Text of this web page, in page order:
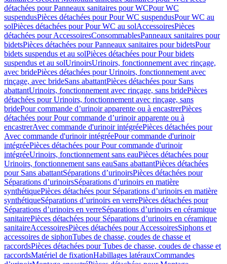
détachées pour Panneaux sanitaires pour WCPour WC
suspendusPièces détachées pour Pour WC suspendusPour WC au
solPièces détachées pour Pour WC au solAccessoiresPièces
détachées pour AccessoiresConsommablesPanneaux sanitaires pour
bidetsPièces détachées pour Panneaux sanitaires pour bidetsPour
bidets suspendus et au solPièces détachées pour Pour bidets
suspendus et au solUrinoirsUrinoirs, fonctionnement avec rinçage,
avec bridePièces détachées pour Urinoirs, fonctionnement avec
rinçage, avec brideSans abattantPièces détachées pour Sans
abattantUrinoirs, fonctionnement avec rinçage, sans bridePièces
détachées pour Urinoirs, fonctionnement avec rinçage, sans
bridePour commande d’urinoir apparente ou à encastrerPièces
détachées pour Pour commande d’urinoir apparente ou à
encastrerAvec commande d'urinoir intégréePièces détachées pour
Avec commande d'urinoir intégréePour commande d'urinoir
intégréePièces détachées pour Pour commande d'urinoir
intégréeUrinoirs, fonctionnement sans eauPièces détachées pour
Urinoirs, fonctionnement sans eauSans abattantPièces détachées
pour Sans abattantSéparations d’urinoirsPièces détachées pour
Séparations d’urinoirsSéparations d’urinoirs en matière
synthétiquePièces détachées pour Séparations d’urinoirs en matière
synthétiqueSéparations d’urinoirs en verrePièces détachées pour
Séparations d’urinoirs en verreSéparations d’urinoirs en céramique
sanitairePièces détachées pour Séparations d’urinoirs en céramique
sanitaireAccessoiresPièces détachées pour AccessoiresSiphons et
accessoires de siphonTubes de chasse, coudes de chasse et
raccordsPièces détachées pour Tubes de chasse, coudes de chasse et
raccordsMatériel de fixationHabillages latérauxCommandes